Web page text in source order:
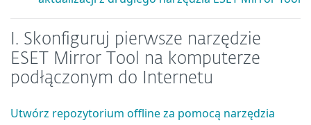
I. Skonfiguruj pierwsze narzędzie
ESET Mirror Tool na komputerze
podłączonym do Internetu
Utwórz repozytorium offline za pomocą narzędzia